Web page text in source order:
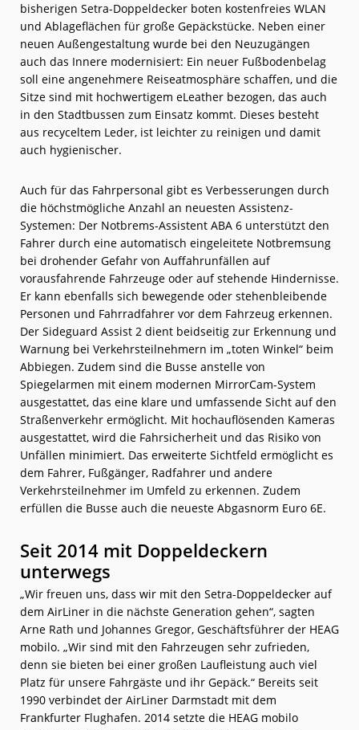
bisherigen Setra-Doppeldecker boten kostenfreies WLAN
und Ablageflächen für große Gepäckstücke. Neben einer
neuen Außengestaltung wurde bei den Neuzugängen
auch das Innere modernisiert: Ein neuer Fußbodenbelag
soll eine angenehmere Reiseatmosphäre schaffen, und die
Sitze sind mit hochwertigem eLeather bezogen, das auch
in den Stadtbussen zum Einsatz kommt. Dieses besteht
aus recyceltem Leder, ist leichter zu reinigen und damit
auch hygienischer.
Auch für das Fahrpersonal gibt es Verbesserungen durch
die höchstmögliche Anzahl an neuesten Assistenz-
Systemen: Der Notbrems-Assistent ABA 6 unterstützt den
Fahrer durch eine automatisch eingeleitete Notbremsung
bei drohender Gefahr von Auffahrunfällen auf
vorausfahrende Fahrzeuge oder auf stehende Hindernisse.
Er kann ebenfalls sich bewegende oder stehenbleibende
Personen und Fahrradfahrer vor dem Fahrzeug erkennen.
Der Sideguard Assist 2 dient beidseitig zur Erkennung und
Warnung bei Verkehrsteilnehmern im „toten Winkel“ beim
Abbiegen. Zudem sind die Busse anstelle von
Spiegelarmen mit einem modernen MirrorCam-System
ausgestattet, das eine klare und umfassende Sicht auf den
Straßenverkehr ermöglicht. Mit hochauflösenden Kameras
ausgestattet, wird die Fahrsicherheit und das Risiko von
Unfällen minimiert. Das erweiterte Sichtfeld ermöglicht es
dem Fahrer, Fußgänger, Radfahrer und andere
Verkehrsteilnehmer im Umfeld zu erkennen. Zudem
erfüllen die Busse auch die neueste Abgasnorm Euro 6E.
Seit 2014 mit Doppeldeckern
unterwegs
„Wir freuen uns, dass wir mit den Setra-Doppeldecker auf
dem AirLiner in die nächste Generation gehen“, sagten
Arne Rath und Johannes Gregor, Geschäftsführer der HEAG
mobilo. „Wir sind mit den Fahrzeugen sehr zufrieden,
denn sie bieten bei einer großen Laufleistung auch viel
Platz für unsere Fahrgäste und ihr Gepäck.“ Bereits seit
1990 verbindet der AirLiner Darmstadt mit dem
Frankfurter Flughafen. 2014 setzte die HEAG mobilo